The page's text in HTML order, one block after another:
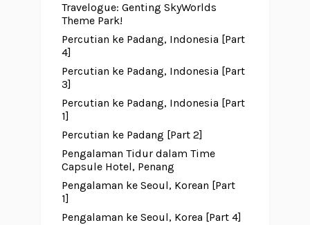
Travelogue: Genting SkyWorlds
Theme Park!
Percutian ke Padang, Indonesia [Part
4]
Percutian ke Padang, Indonesia [Part
3]
Percutian ke Padang, Indonesia [Part
1]
Percutian ke Padang [Part 2]
Pengalaman Tidur dalam Time
Capsule Hotel, Penang
Pengalaman ke Seoul, Korean [Part
1]
Pengalaman ke Seoul, Korea [Part 4]